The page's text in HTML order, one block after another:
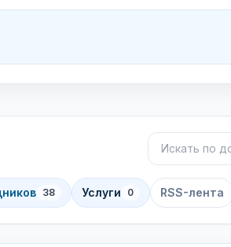
Поиск
Сортировка
38 Услуги 0 RSS-лента